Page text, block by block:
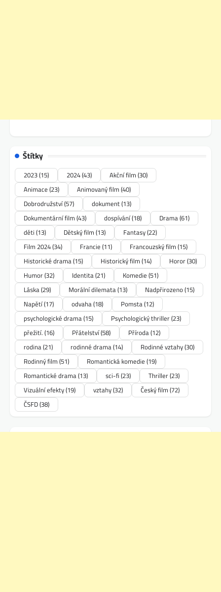
Štítky
2023(15) 2024(43) Akční film (30)
Animace (23) Animovaný film (40)
Dobrodružství(57) dokument(13)
Dokumentární film (43) dospívání(18) Drama(61)
děti (13) Dětský film (13) Fantasy(22)
Film 2024(34) Francie (11) Francouzský film (15)
Historické drama(15) Historický film (14) Horor(30)
Humor(32) Identita(21) Komedie (51)
Láska(29) Morální dilemata(13) Nadpřirozeno(15)
Napětí(17) odvaha(18) Pomsta(12)
psychologické drama(15) Psychologický thriller(23)
přežití. (16) Přátelství(58) Příroda(12)
rodina(21) rodinné drama(14) Rodinné vztahy(30)
Rodinný film (51) Romantická komedie (19)
Romantické drama(13) sci-fi (23) Thriller(23)
Vizuální efekty(19) vztahy(32) Český film (72)
ČSFD(38)